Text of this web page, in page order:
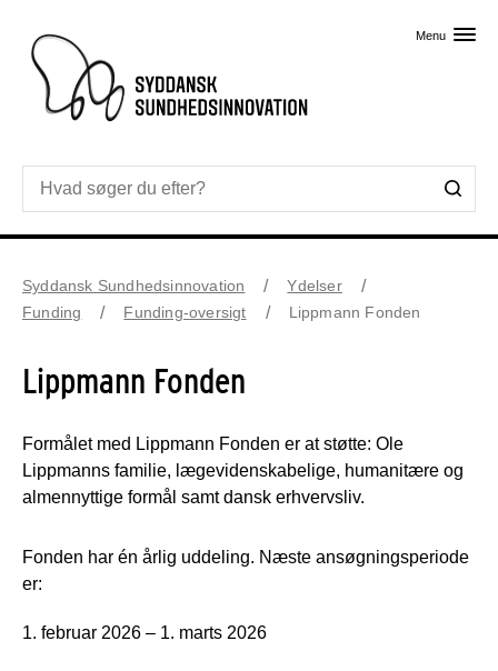
Menu
Syddansk Sundhedsinnovation
Ydelser
Funding
Funding-oversigt Lippmann Fonden
Lippmann Fonden
Formålet med Lippmann Fonden er at støtte: Ole
Lippmanns familie, lægevidenskabelige, humanitære og
almennyttige formål samt dansk erhvervsliv.
Fonden har én årlig uddeling. Næste ansøgningsperiode
er:
1. februar 2026 – 1. marts 2026